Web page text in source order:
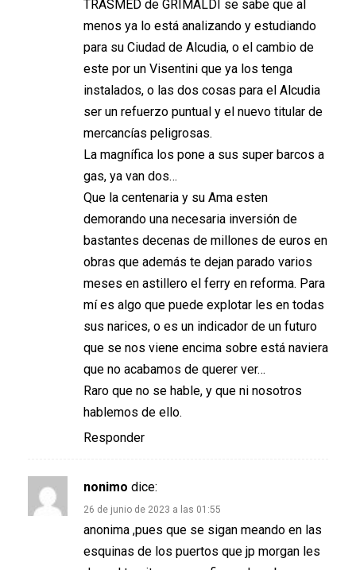
TRASMED de GRIMALDI se sabe que al
menos ya lo está analizando y estudiando
para su Ciudad de Alcudia, o el cambio de
este por un Visentini que ya los tenga
instalados, o las dos cosas para el Alcudia
ser un refuerzo puntual y el nuevo titular de
mercancías peligrosas.
La magnífica los pone a sus super barcos a
gas, ya van dos…
Que la centenaria y su Ama esten
demorando una necesaria inversión de
bastantes decenas de millones de euros en
obras que además te dejan parado varios
meses en astillero el ferry en reforma. Para
mí es algo que puede explotar les en todas
sus narices, o es un indicador de un futuro
que se nos viene encima sobre está naviera
que no acabamos de querer ver…
Raro que no se hable, y que ni nosotros
hablemos de ello.
Responder
nonimo dice:
26 de junio de 2023 a las 01:55
anonima ,pues que se sigan meando en las
esquinas de los puertos que jp morgan les